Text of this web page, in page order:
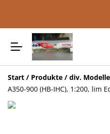
Start / Produkte / div.
A350-900 (HB-IHC), 1:200, lim